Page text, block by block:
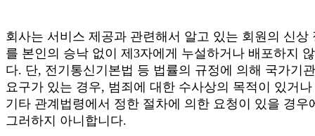
회사는 서비스 제공과 관련해서 알고 있는 회원의 신상
를 본인의 승낙 없이 제3자에게 누설하거나 배포하지
다. 단, 전기통신기본법 등 법률의 규정에 의해 국가기
요구가 있는 경우, 범죄에 대한 수사상의 목적이 있거
기타 관계법령에서 정한 절차에 의한 요청이 있을 경우
그러하지 아니합니다.